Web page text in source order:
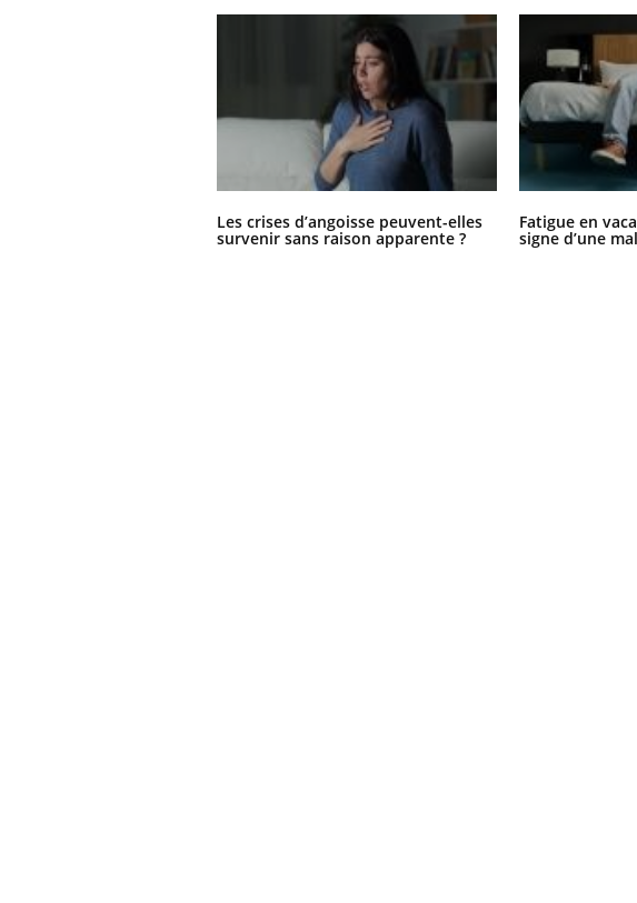
Les crises d’angoisse peuvent-elles
survenir sans raison apparente ?
Fatigue en
signe d’une